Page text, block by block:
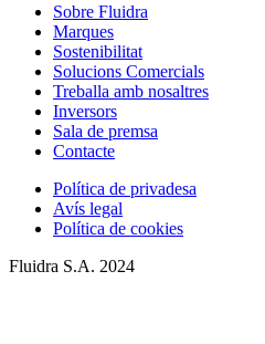
Sobre Fluidra
Marques
Sostenibilitat
Solucions Comercials
Treballa amb nosaltres
Inversors
Sala de premsa
Contacte
Política de privadesa
Avís legal
Política de cookies
Fluidra S.A. 2024